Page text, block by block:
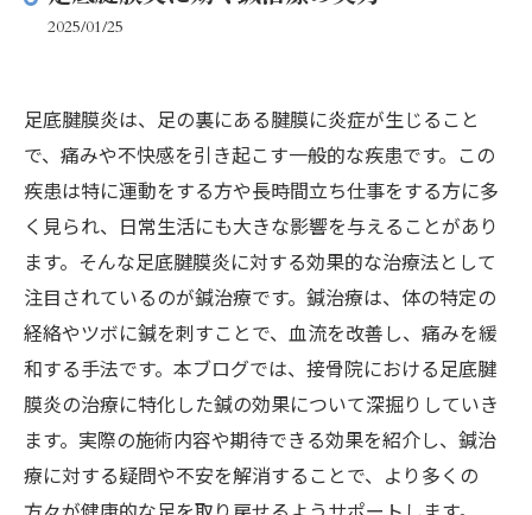
2025/01/25
足底腱膜炎は、足の裏にある腱膜に炎症が生じること
で、痛みや不快感を引き起こす一般的な疾患です。この
疾患は特に運動をする方や長時間立ち仕事をする方に多
く見られ、日常生活にも大きな影響を与えることがあり
ます。そんな足底腱膜炎に対する効果的な治療法として
注目されているのが鍼治療です。鍼治療は、体の特定の
経絡やツボに鍼を刺すことで、血流を改善し、痛みを緩
和する手法です。本ブログでは、接骨院における足底腱
膜炎の治療に特化した鍼の効果について深掘りしていき
ます。実際の施術内容や期待できる効果を紹介し、鍼治
療に対する疑問や不安を解消することで、より多くの